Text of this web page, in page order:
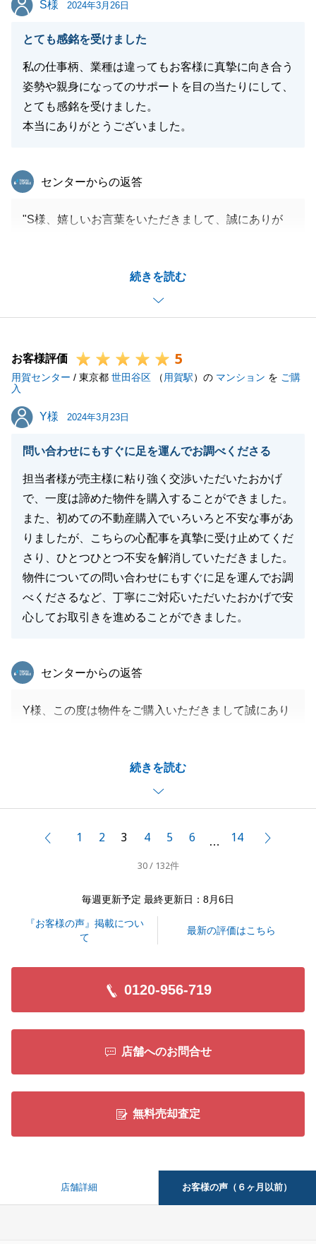
いましたらお気軽にご連絡ください。
みさせていただきます。
重ねてになりますがこの度は誠にありがとうございま
した。
S様 2024年3月26日
とても感銘を受けました
私の仕事柄、業種は違ってもお客様に真摯に向き合う
姿勢や親身になってのサポートを目の当たりにして、
とても感銘を受けました。
本当にありがとうございました。
続きを読む
東急リバブル
センターからの返答
"S様、嬉しいお言葉をいただきまして、誠にありが
新しいご家族を迎えてS様が楽しく素敵な新生活を送
られますことを、心から祈念しております。
お客様評価 5
用賀センター / 東京都 世田谷区 （ 用賀駅）の マンション を ご購
入
Y様
Y様 2024年3月23日
問い合わせにもすぐに足を運んでお調べくださる
担当者様が売主様に粘り強く交渉いただいたおかげ
で、一度は諦めた物件を購入することができました。
また、初めての不動産購入でいろいろと不安な事があ
りましたが、こちらの心配事を真摯に受け止めてくだ
さり、ひとつひとつ不安を解消していただきました。
物件についての問い合わせにもすぐに足を運んでお調
べくださるなど、丁寧にご対応いただいたおかげで安
心してお取引きを進めることができました。
続きを読む
東急リバブル
センターからの返答
Y様、この度は物件をご購入いただきまして誠にあり
ませんので、不安な気持ちになるのが当たり前なこと
様々な問題点を一緒に解決でき、無事お引き渡しが完
今後とも、どうぞよろしくお願いいたします。
前へ1 2 3 4 5 6 … 14
30 / 132件
毎週更新予定 最終更新日：8月6日
『お客様の声』掲載につい
て
最新の評価はこちら
0120-956-719
店舗へのお問合せ
無料売却査定
店舗詳細 お客様の声（６ヶ月以前）